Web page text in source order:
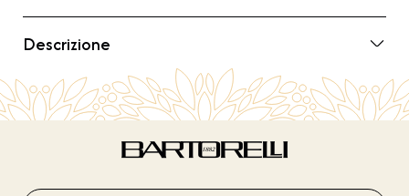
Descrizione